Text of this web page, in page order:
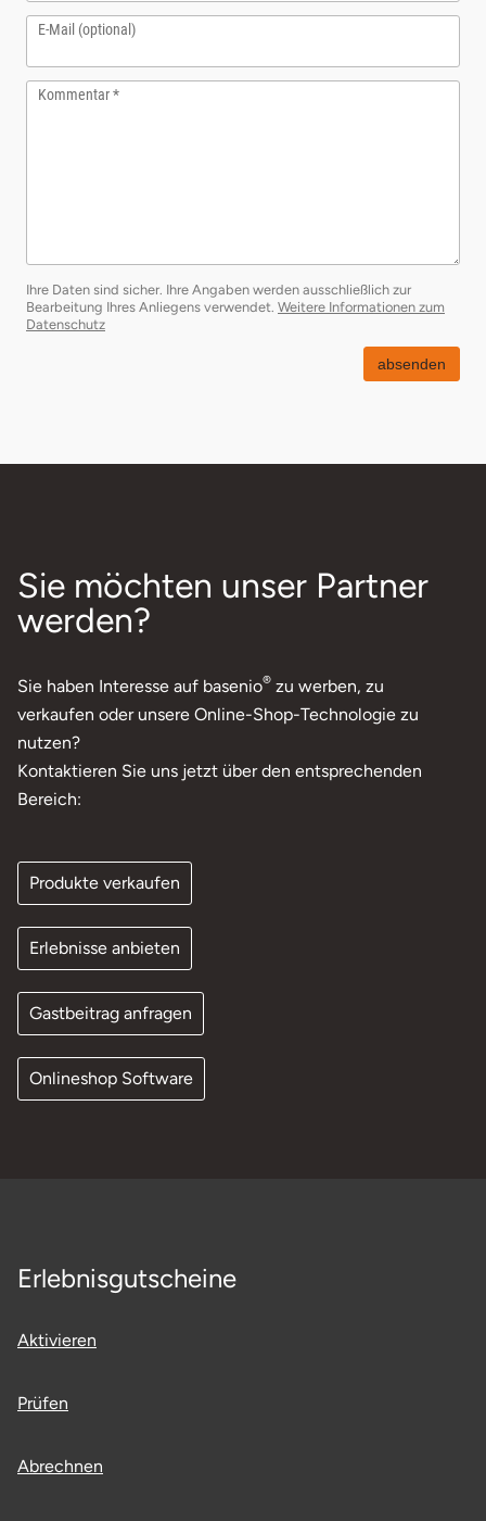
E-Mail (optional)
Kommentar
Ihre Daten sind sicher. Ihre Angaben werden ausschließlich zur
Bearbeitung Ihres Anliegens verwendet. Weitere Informationen zum
Datenschutzöffnet in neuem Fenster
absenden
Sie möchten unser Partner
werden?
Sie haben Interesse auf basenio® zu werben, zu
verkaufen oder unsere Online-Shop-Technologie zu
nutzen?
Kontaktieren Sie uns jetzt über den entsprechenden
Bereich:
Produkte verkaufen
Erlebnisse anbieten
Gastbeitrag anfragen
Onlineshop Software
Erlebnisgutscheine
Aktivieren
Prüfen
Abrechnen